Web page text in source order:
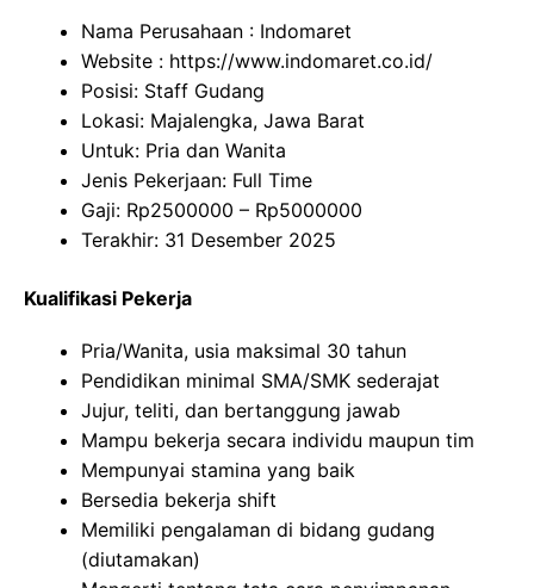
Nama Perusahaan : Indomaret
Website : https://www.indomaret.co.id/
Posisi: Staff Gudang
Lokasi: Majalengka, Jawa Barat
Untuk: Pria dan Wanita
Jenis Pekerjaan: Full Time
Gaji: Rp2500000 – Rp5000000
Terakhir: 31 Desember 2025
Kualifikasi Pekerja
Pria/Wanita, usia maksimal 30 tahun
Pendidikan minimal SMA/SMK sederajat
Jujur, teliti, dan bertanggung jawab
Mampu bekerja secara individu maupun tim
Mempunyai stamina yang baik
Bersedia bekerja shift
Memiliki pengalaman di bidang gudang
(diutamakan)